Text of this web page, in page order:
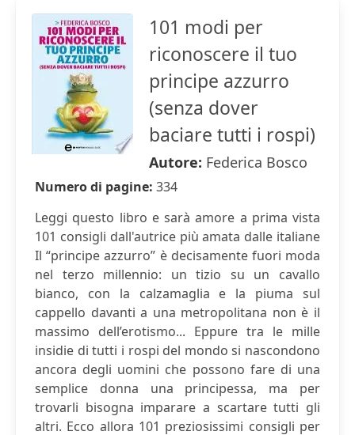
101 modi per
riconoscere il tuo
principe azzurro
(senza dover
baciare tutti i rospi)
Autore: Federica Bosco
Numero di pagine: 334
Leggi questo libro e sarà amore a prima vista
101 consigli dall'autrice più amata dalle italiane
Il “principe azzurro” è decisamente fuori moda
nel terzo millennio: un tizio su un cavallo
bianco, con la calzamaglia e la piuma sul
cappello davanti a una metropolitana non è il
massimo dell’erotismo... Eppure tra le mille
insidie di tutti i rospi del mondo si nascondono
ancora degli uomini che possono fare di una
semplice donna una principessa, ma per
trovarli bisogna imparare a scartare tutti gli
altri. Ecco allora 101 preziosissimi consigli per